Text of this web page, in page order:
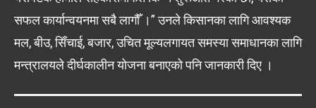
सफल कार्यान्वयनमा सबै लागौँ ।” उनले किसानका लागि आवश्यक
मल, बीउ, सिँचाई, बजार, उचित मूल्यलगायत समस्या समाधानका लागि
मन्त्रालयले दीर्घकालीन योजना बनाएको पनि जानकारी दिए ।